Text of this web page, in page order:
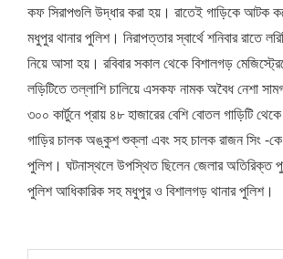
কফ সিরাপগুলি উদ্ধার করা হয়। রাতেই গাড়িকে আটক
মধুপুর থানার পুলিশ। নিরাপত্তার স্বার্থে শনিবার রাতে
নিয়ে আসা হয়। রবিবার সকাল থেকে বিশালগড়
লড়িটিতে তল্লাশি চালিয়ে এসকফ নামক অবৈধ নেশা
৩০০ কার্টুনে প্রায় ৪৮ হাজারের বেশি বোতল গাড়িটি
গাড়ির চালক অঙ্কুশ শুক্লা এবং সহ চালক রাজন সিং -
পুলিশ। ঘটনাস্থলে উপস্থিত ছিলেন জেলার অতিরিক্ত
পুলিশ আধিকারিক সহ মধুপুর ও বিশালগড় থানার পুলিশ।